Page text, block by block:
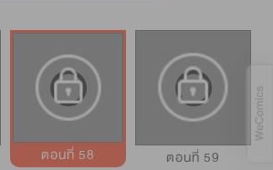
ตอนที่ 58 ตอนที่ 59